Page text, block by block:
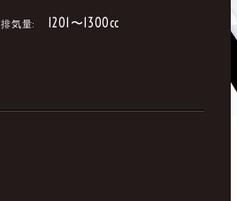
排気量: 1201〜1300cc